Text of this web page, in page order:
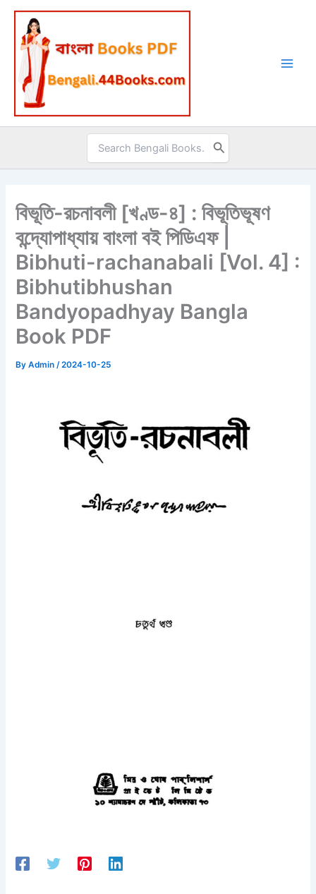
Skip
content
Search
for:
বিভূতি-রচনাবলী [খণ্ড-৪] : বিভূতিভূষণ
বন্দ্যোপাধ্যায় বাংলা বই পিডিএফ |
Bibhuti-rachanabali [Vol. 4] :
Bibhutibhushan
Bandyopadhyay Bangla
Book PDF
ByAdmin/2024-10-25